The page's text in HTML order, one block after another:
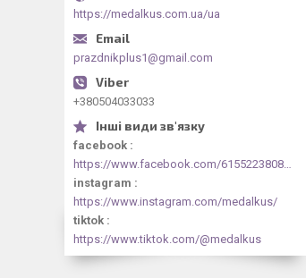
https://medalkus.com.ua/ua
prazdnikplus1@gmail.com
+380504033033
facebook
https://www.facebook.com/61552238084318/videos/1073030844413330/
instagram
https://www.instagram.com/medalkus/
tiktok
https://www.tiktok.com/@medalkus